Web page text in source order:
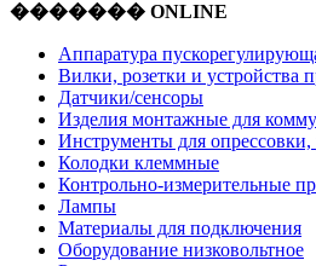
������� ONLINE
Аппаратура
Вилки, розетки и
Датчики/сенсоры
Изделия монтажные для
Инструменты для опрессовки,
Колодки клеммные
Контрольно-измерительные
Лампы
Материалы для подключения
Оборудование низковольтное